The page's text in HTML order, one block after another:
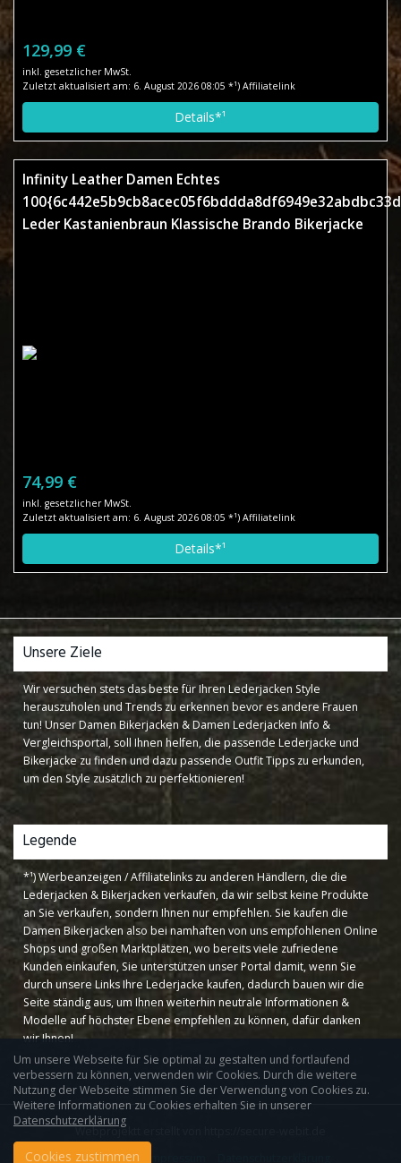
129,99 €
inkl. gesetzlicher MwSt.
Zuletzt aktualisiert am: 6. August 2026 08:05 *¹) Affiliatelink
Details*¹
Infinity Leather Damen Echtes
Leder Kastanienbraun Klassische Brando Bikerjacke
74,99 €
inkl. gesetzlicher MwSt.
Zuletzt aktualisiert am: 6. August 2026 08:05 *¹) Affiliatelink
Details*¹
Unsere Ziele
Wir versuchen stets das beste für Ihren Lederjacken Style
herauszuholen und Trends zu erkennen bevor es andere Frauen
tun! Unser Damen Bikerjacken & Damen Lederjacken Info &
Vergleichsportal, soll Ihnen helfen, die passende Lederjacke und
Bikerjacke zu finden und dazu passende Outfit Tipps zu erkunden,
um den Style zusätzlich zu perfektionieren!
Legende
*¹) Werbeanzeigen / Affiliatelinks zu anderen Händlern, die die
Lederjacken & Bikerjacken verkaufen, da wir selbst keine Produkte
an Sie verkaufen, sondern Ihnen nur empfehlen. Sie kaufen die
Damen Bikerjacken also bei namhaften von uns empfohlenen Online
Shops und großen Marktplätzen, wo bereits viele zufriedene
Kunden einkaufen, Sie unterstützen unser Portal damit, wenn Sie
durch unsere Links Ihre Lederjacke kaufen, dadurch bauen wir die
Seite ständig aus, um Ihnen weiterhin neutrale Informationen &
Modelle auf höchster Ebene empfehlen zu können, dafür danken
wir Ihnen!
Webprojektt erstellt von https://secure-webit.de
Kooperation
Um unsere Webseite für Sie optimal zu gestalten und fortlaufend
verbessern zu können, verwenden wir Cookies. Durch die weitere
Nutzung der Webseite stimmen Sie der Verwendung von Cookies zu.
Weitere Informationen zu Cookies erhalten Sie in unserer
Datenschutzerklärung
Cookies zustimmen